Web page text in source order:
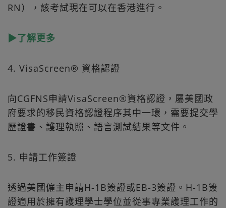
RN），該考試現在可以在香港進行。
▶了解更多
4. VisaScreen® 資格認證
向CGFNS申請VisaScreen®資格認證，屬美國政
府要求的移民資格認證程序其中一環，需要提交學
歷證書、護理執照、語言測試結果等文件。
5. 申請工作簽證
透過美國僱主申請H-1B簽證或EB-3簽證。H-1B簽
證適用於擁有護理學士學位並從事專業護理工作的